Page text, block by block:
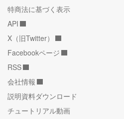
特商法に基づく表示
API
X（旧Twitter）
Facebookページ
RSS
会社情報
説明資料ダウンロード
チュートリアル動画